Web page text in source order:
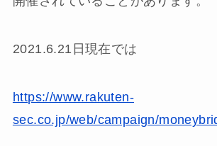
2021.6.21日現在では
https://www.rakuten-
sec.co.jp/web/campaign/